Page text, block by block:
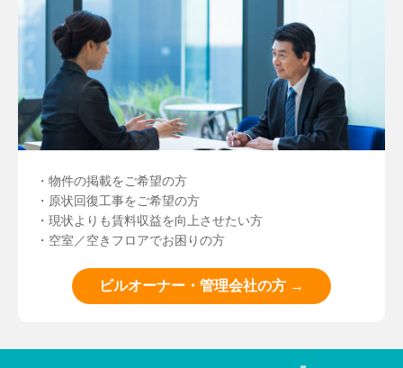
・物件の掲載をご希望の方
・原状回復工事をご希望の方
・現状よりも賃料収益を向上させたい方
・空室／空きフロアでお困りの方
ビルオーナー・管理会社の方 →